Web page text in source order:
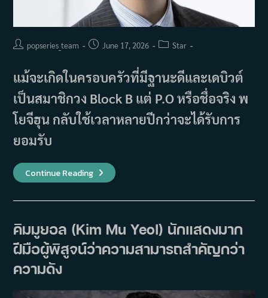
Postpopseries_team
PostJune 17, 2026
PostStar
แม้จะเกิดในครอบครัวที่มีฐานะดีและเดบิวต์
เป็นสมาชิกวง Block B แต่ P.O หรือชื่อจริง พ
โยจีฮุน กลับใช้เวลาหลายปีกว่าจะได้รับการ
ยอมรับ
Continue Readingรู้จัก
P.O
พร้อม
ทุก
อย่าง
แต่
ตัว
คิมมูยอล (Kim Mu Yeol) นักแสดงมาก
ฝีมือผู้พิสูจน์ว่าความสามารถสำคัญกว่า
ความดัง